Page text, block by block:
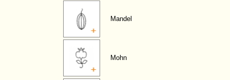
Mandel
Mohn